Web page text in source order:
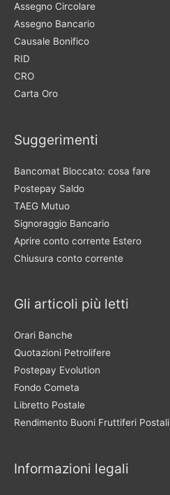
Assegno Circolare
Assegno Bancario
Causale Bonifico
RID
CRO
Carta Oro
Suggerimenti
Bancomat Bloccato: cosa fare
Postepay Saldo
TAEG Mutuo
Signoraggio Bancario
Aprire conto corrente Estero
Chiusura conto corrente
Gli articoli più letti
Orari Banche
Quotazioni Petrolifere
Postepay Evolution
Fondo Cometa
Libretto Postale
Rendimento Buoni Fruttiferi Postali
Informazioni legali